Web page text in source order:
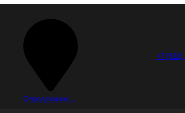
Определение…
+7 (922)